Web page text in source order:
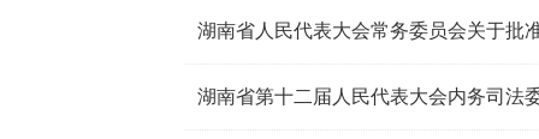
湖南省第十二届人民代表大会内务司法